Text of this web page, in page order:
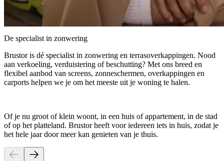
De specialist in zonwering
Brustor is dé specialist in zonwering en terrasoverkappingen. Nood
aan verkoeling, verduistering of beschutting? Met ons breed en
flexibel aanbod van screens, zonneschermen, overkappingen en
carports helpen we je om het meeste uit je woning te halen.
Of je nu groot of klein woont, in een huis of appartement, in de stad
of op het platteland. Brustor heeft voor iedereen iets in huis, zodat je
het hele jaar door meer kan genieten van je thuis.